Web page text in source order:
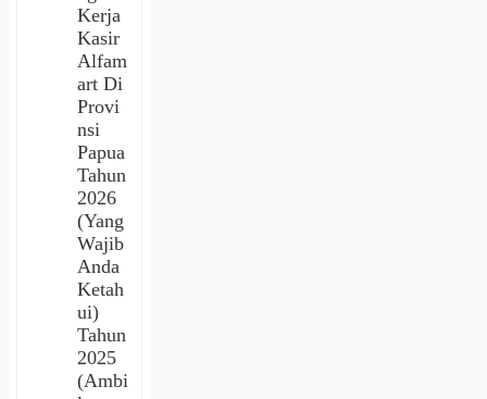
Kerja
Kasir
Alfam
art Di
Provi
nsi
Papua
Tahun
2026
(Yang
Wajib
Anda
Ketah
ui)
Tahun
2025
(Ambi